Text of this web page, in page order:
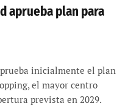
aprueba plan para
inicialmente el plan
el mayor centro
prevista en 2029.